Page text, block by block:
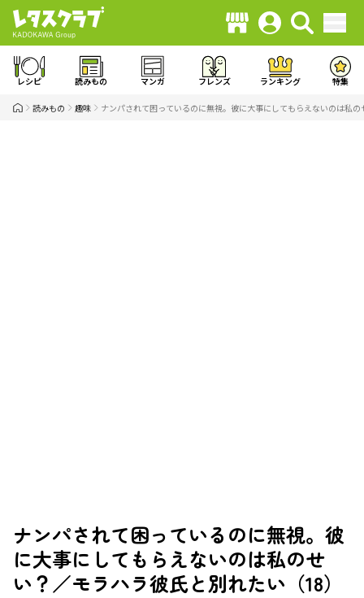
レシピ 読みもの マンガ フレンズ ランキング 特集
読みもの 趣味 ナンパされて困っているのに無視。彼に大事にしてもらえないのは私
ナンパされて困っているのに無視。彼
に大事にしてもらえないのは私のせ
い？／モラハラ彼氏と別れたい（18）